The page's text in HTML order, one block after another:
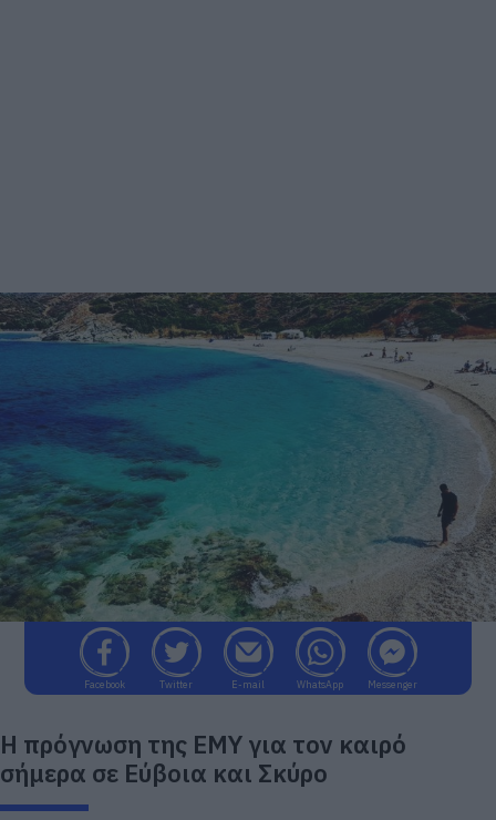
Facebook Twitter E-mail WhatsApp Messenger
Η πρόγνωση της ΕΜΥ για τον καιρό
σήμερα σε Εύβοια και Σκύρο